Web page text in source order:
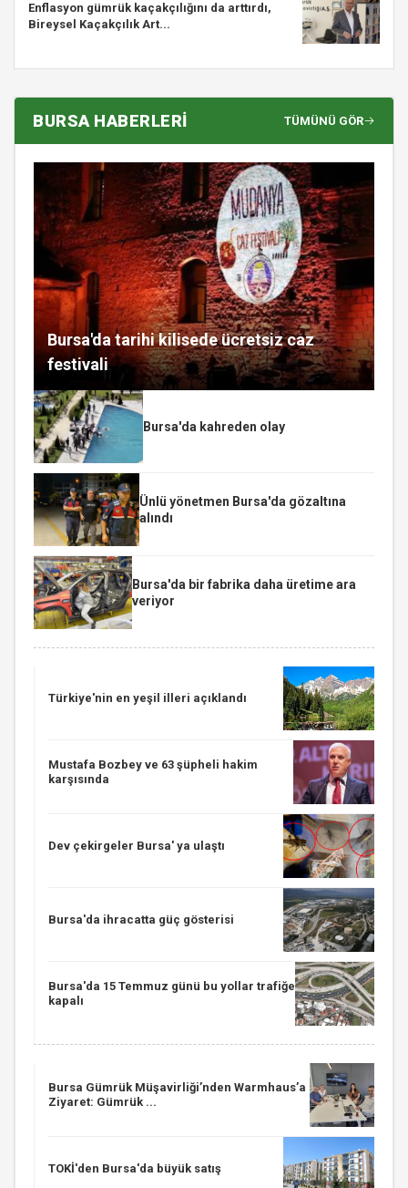
Enflasyon gümrük kaçakçılığını da arttırdı,
Bireysel Kaçakçılık Art...
BURSA HABERLERİ TÜMÜNÜ GÖR
Bursa'da tarihi kilisede ücretsiz caz
festivali
Bursa'da kahreden olay
Ünlü yönetmen Bursa'da gözaltına
alındı
Bursa'da bir fabrika daha üretime ara
veriyor
Türkiye'nin en yeşil illeri açıklandı
Mustafa Bozbey ve 63 şüpheli hakim
karşısında
Dev çekirgeler Bursa' ya ulaştı
Bursa'da ihracatta güç gösterisi
Bursa'da 15 Temmuz günü bu yollar trafiğe
kapalı
Bursa Gümrük Müşavirliği’nden Warmhaus’a
Ziyaret: Gümrük ...
TOKİ'den Bursa'da büyük satış